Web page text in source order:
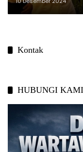
Kontak
HUBUNGI KAMI